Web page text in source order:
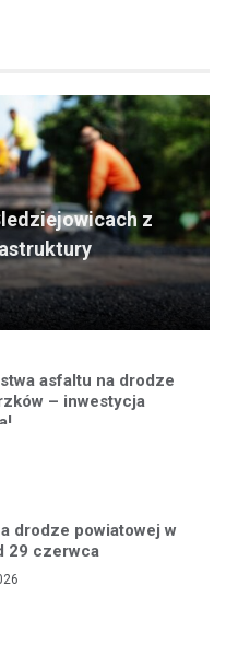
z
asfaltu na drodze
– inwestycja
drodze powiatowej w
29 czerwca